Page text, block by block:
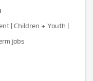
| Children + Youth |
jobs